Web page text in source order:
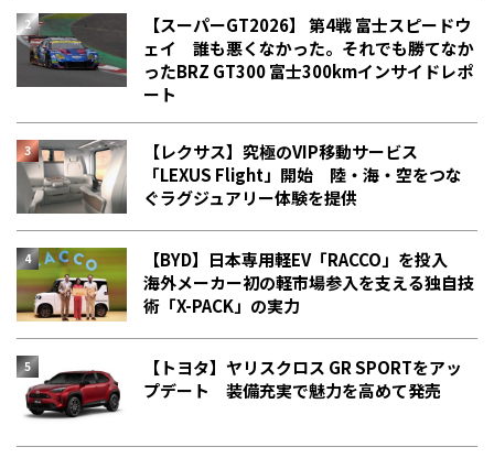
【スーパーGT2026】 第4戦 富士スピードウ
ェイ 誰も悪くなかった。それでも勝てなか
った――BRZ GT300 富士300kmインサイドレポ
ート
【レクサス】究極のVIP移動サービス
「LEXUS Flight」開始 陸・海・空をつな
ぐラグジュアリー体験を提供
【BYD】日本専用軽EV「RACCO」を投入
海外メーカー初の軽市場参入を支える独自技
術「X-PACK」の実力
【トヨタ】ヤリスクロス GR SPORTをアッ
プデート 装備充実で魅力を高めて発売